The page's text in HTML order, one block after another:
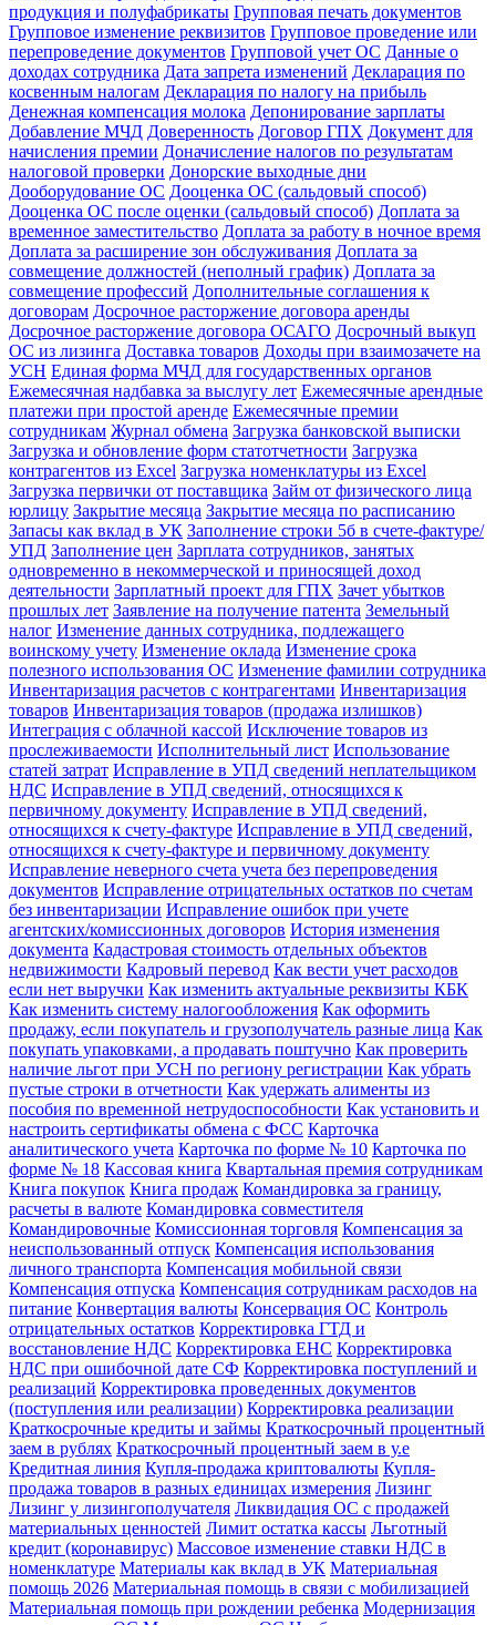
продукция и полуфабрикаты Групповая печать документов
Групповое изменение реквизитов Групповое проведение или
перепроведение документов Групповой учет ОС Данные о
доходах сотрудника Дата запрета изменений Декларация по
косвенным налогам Декларация по налогу на прибыль
Денежная компенсация молока Депонирование зарплаты
Добавление МЧД Доверенность Договор ГПХ Документ для
начисления премии Доначисление налогов по результатам
налоговой проверки Донорские выходные дни
Дооборудование ОС Дооценка ОС (сальдовый способ)
Дооценка ОС после оценки (сальдовый способ) Доплата за
временное заместительство Доплата за работу в ночное время
Доплата за расширение зон обслуживания Доплата за
совмещение должностей (неполный график) Доплата за
совмещение профессий Дополнительные соглашения к
договорам Досрочное расторжение договора аренды
Досрочное расторжение договора ОСАГО Досрочный выкуп
ОС из лизинга Доставка товаров Доходы при взаимозачете на
УСН Единая форма МЧД для государственных органов
Ежемесячная надбавка за выслугу лет Ежемесячные арендные
платежи при простой аренде Ежемесячные премии
сотрудникам Журнал обмена Загрузка банковской выписки
Загрузка и обновление форм статотчетности Загрузка
контрагентов из Excel Загрузка номенклатуры из Excel
Загрузка первички от поставщика Займ от физического лица
юрлицу Закрытие месяца Закрытие месяца по расписанию
Запасы как вклад в УК Заполнение строки 5б в счете-фактуре/
УПД Заполнение цен Зарплата сотрудников, занятых
одновременно в некоммерческой и приносящей доход
деятельности Зарплатный проект для ГПХ Зачет убытков
прошлых лет Заявление на получение патента Земельный
налог Изменение данных сотрудника, подлежащего
воинскому учету Изменение оклада Изменение срока
полезного использования ОС Изменение фамилии сотрудника
Инвентаризация расчетов с контрагентами Инвентаризация
товаров Инвентаризация товаров (продажа излишков)
Интеграция с облачной кассой Исключение товаров из
прослеживаемости Исполнительный лист Использование
статей затрат Исправление в УПД сведений неплательщиком
НДС Исправление в УПД сведений, относящихся к
первичному документу Исправление в УПД сведений,
относящихся к счету-фактуре Исправление в УПД сведений,
относящихся к счету-фактуре и первичному документу
Исправление неверного счета учета без перепроведения
документов Исправление отрицательных остатков по счетам
без инвентаризации Исправление ошибок при учете
агентских/комиссионных договоров История изменения
документа Кадастровая стоимость отдельных объектов
недвижимости Кадровый перевод Как вести учет расходов
если нет выручки Как изменить актуальные реквизиты КБК
Как изменить систему налогообложения Как оформить
продажу, если покупатель и грузополучатель разные лица Как
покупать упаковками, а продавать поштучно Как проверить
наличие льгот при УСН по региону регистрации Как убрать
пустые строки в отчетности Как удержать алименты из
пособия по временной нетрудоспособности Как установить и
настроить сертификаты обмена с ФСС Карточка
аналитического учета Карточка по форме № 10 Карточка по
форме № 18 Кассовая книга Квартальная премия сотрудникам
Книга покупок Книга продаж Командировка за границу,
расчеты в валюте Командировка совместителя
Командировочные Комиссионная торговля Компенсация за
неиспользованный отпуск Компенсация использования
личного транспорта Компенсация мобильной связи
Компенсация отпуска Компенсация сотрудникам расходов на
питание Конвертация валюты Консервация ОС Контроль
отрицательных остатков Корректировка ГТД и
восстановление НДС Корректировка ЕНС Корректировка
НДС при ошибочной дате СФ Корректировка поступлений и
реализаций Корректировка проведенных документов
(поступления или реализации) Корректировка реализации
Краткосрочные кредиты и займы Краткосрочный процентный
заем в рублях Краткосрочный процентный заем в у.е
Кредитная линия Купля-продажа криптовалюты Купля-
продажа товаров в разных единицах измерения Лизинг
Лизинг у лизингополучателя Ликвидация ОС с продажей
материальных ценностей Лимит остатка кассы Льготный
кредит (коронавирус) Массовое изменение ставки НДС в
номенклатуре Материалы как вклад в УК Материальная
помощь 2026 Материальная помощь в связи с мобилизацией
Материальная помощь при рождении ребенка Модернизация